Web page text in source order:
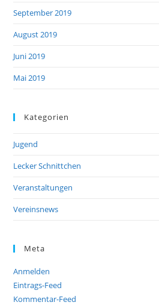
September 2019
August 2019
Juni 2019
Mai 2019
Kategorien
Jugend
Lecker Schnittchen
Veranstaltungen
Vereinsnews
Meta
Anmelden
Eintrags-Feed
Kommentar-Feed